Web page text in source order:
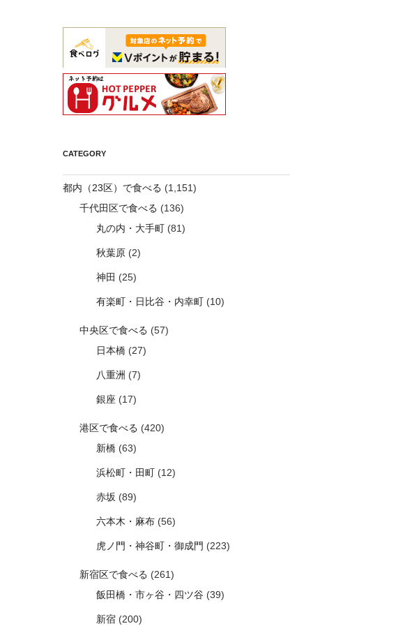
CATEGORY
都内（23区）で食べる (1,151)
千代田区で食べる (136)
丸の内・大手町 (81)
秋葉原 (2)
神田 (25)
有楽町・日比谷・内幸町 (10)
中央区で食べる (57)
日本橋 (27)
八重洲 (7)
銀座 (17)
港区で食べる (420)
新橋 (63)
浜松町・田町 (12)
赤坂 (89)
六本木・麻布 (56)
虎ノ門・神谷町・御成門 (223)
新宿区で食べる (261)
飯田橋・市ヶ谷・四ツ谷 (39)
新宿 (200)